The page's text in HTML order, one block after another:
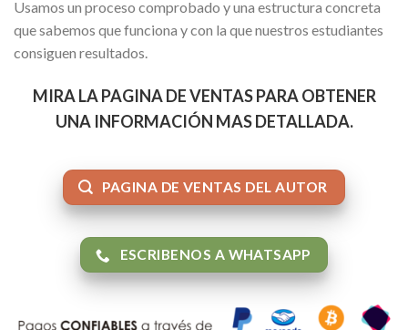
Usamos un proceso comprobado y una estructura concreta
que sabemos que funciona y con la que nuestros estudiantes
consiguen resultados.
MIRA LA PAGINA DE VENTAS PARA OBTENER
UNA INFORMACIÓN MAS DETALLADA.
PAGINA DE VENTAS DEL AUTOR
ESCRIBENOS A WHATSAPP